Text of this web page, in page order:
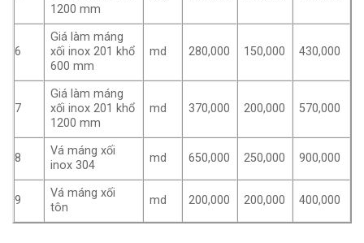
1200 mm
6
Giá làm máng
xối inox 201 khổ
600 mm
md 280,000 150,000 430,000
7
Giá làm máng
xối inox 201 khổ
1200 mm
md 370,000 200,000 570,000
8
Vá máng xối
inox 304
md 650,000 250,000 900,000
9
Vá máng xối
tôn
md 200,000 200,000 400,000